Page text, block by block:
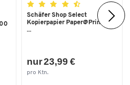
Schäfer Shop Select
Kopierpapier Paper@Print, DIN
...
nur 23,99 €
pro Ktn.